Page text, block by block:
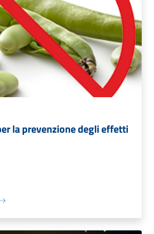
la prevenzione degli effetti